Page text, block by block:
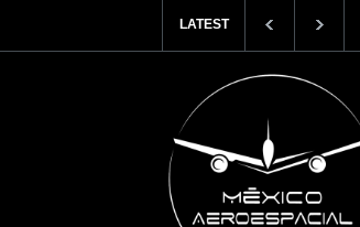
LATEST